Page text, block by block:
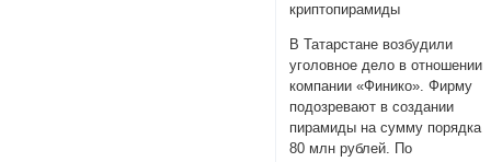
криптопирамиды
В Татарстане возбудили
уголовное дело в отношении
компании «Финико». Фирму
подозревают в создании
пирамиды на сумму порядка
80 млн рублей. По